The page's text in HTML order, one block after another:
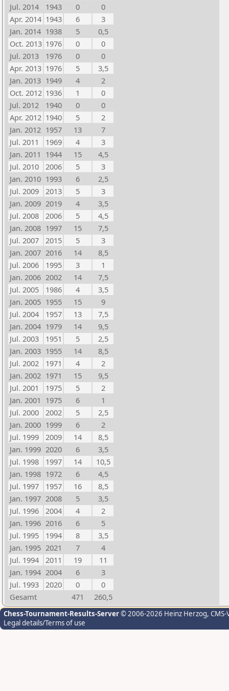
Jul. 2014
1943 0
0
Apr. 2014 1943 6
3
Jan. 2014 1938 5
0,5
Oct. 2013 1976 0
0
Jul. 2013
1976 0
0
Apr. 2013 1976 5
3,5
Jan. 2013 1949 4
2
Oct. 2012 1936 1
0
Jul. 2012
1940 0
0
Apr. 2012 1940 5
2
Jan. 2012 1957 13
7
Jul. 2011
1969 4
3
Jan. 2011 1944 15
4,5
Jul. 2010
2006 5
3
Jan. 2010 1993 6
2,5
Jul. 2009
2013 5
3
Jan. 2009 2019 4
3,5
Jul. 2008
2006 5
4,5
Jan. 2008 1997 15
7,5
Jul. 2007
2015 5
3
Jan. 2007 2016 14
8,5
Jul. 2006
1995 3
1
Jan. 2006 2002 14
7,5
Jul. 2005
1986 4
3,5
Jan. 2005 1955 15
9
Jul. 2004
1957 13
7,5
Jan. 2004 1979 14
9,5
Jul. 2003
1951 5
2,5
Jan. 2003 1955 14
8,5
Jul. 2002
1971 4
2
Jan. 2002 1971 15
9,5
Jul. 2001
1975 5
2
Jan. 2001 1975 6
1
Jul. 2000
2002 5
2,5
Jan. 2000 1999 6
2
Jul. 1999
2009 14
8,5
Jan. 1999 2020 6
3,5
Jul. 1998
1997 14
10,5
Jan. 1998 1972 6
4,5
Jul. 1997
1957 16
8,5
Jan. 1997 2008 5
3,5
Jul. 1996
2004 4
2
Jan. 1996 2016 6
5
Jul. 1995
1994 8
3,5
Jan. 1995 2021 7
4
Jul. 1994
2011 19
11
Jan. 1994 2004 6
3
Jul. 1993
2020 0
0
Gesamt
471 260,5
Chess-Tournament-Results-Server© 2006-2026 Heinz Herzog,
Legal details/Terms of use